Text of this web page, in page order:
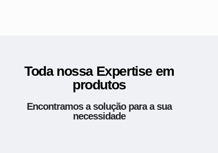
Toda nossa Expertise em
produtos
Encontramos asoluçãopara a sua
necessidade